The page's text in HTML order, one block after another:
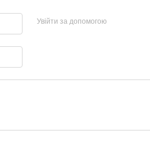
Увійти за допомогою